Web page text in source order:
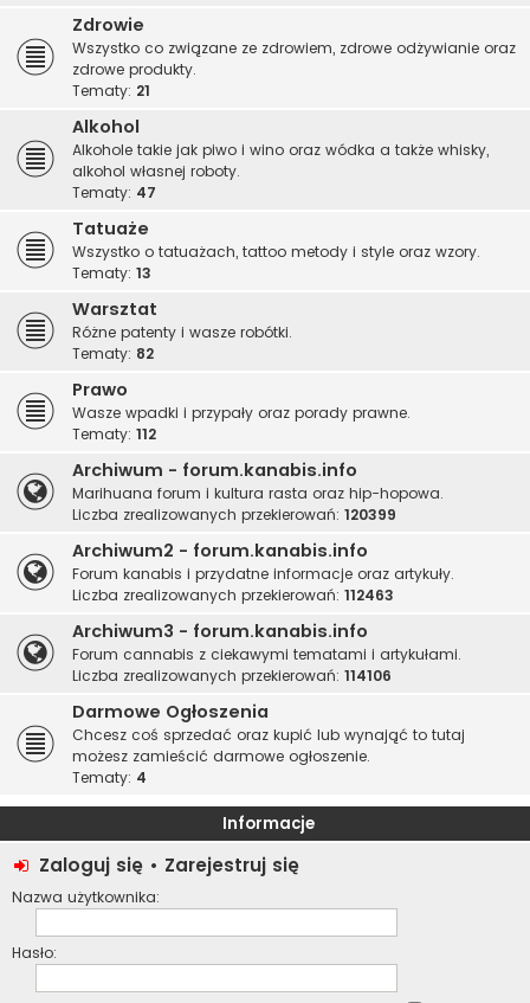
Zdrowie
Wszystko co związane ze zdrowiem, zdrowe odżywianie oraz
zdrowe produkty.
Tematy: 21
Alkohol
Alkohole takie jak piwo i wino oraz wódka a także whisky,
alkohol własnej roboty.
Tematy: 47
Tatuaże
Wszystko o tatuażach, tattoo metody i style oraz wzory.
Tematy: 13
Warsztat
Różne patenty i wasze robótki.
Tematy: 82
Prawo
Wasze wpadki i przypały oraz porady prawne.
Tematy: 112
Archiwum - forum.kanabis.info
Marihuana forum i kultura rasta oraz hip-hopowa.
Liczba zrealizowanych przekierowań: 120399
Archiwum2 - forum.kanabis.info
Forum kanabis i przydatne informacje oraz artykuły.
Liczba zrealizowanych przekierowań: 112463
Archiwum3 - forum.kanabis.info
Forum cannabis z ciekawymi tematami i artykułami.
Liczba zrealizowanych przekierowań: 114106
Darmowe Ogłoszenia
Chcesz coś sprzedać oraz kupić lub wynająć to tutaj
możesz zamieścić darmowe ogłoszenie.
Tematy: 4
Informacje
Zaloguj się • Zarejestruj się
Nazwa użytkownika:
Hasło: